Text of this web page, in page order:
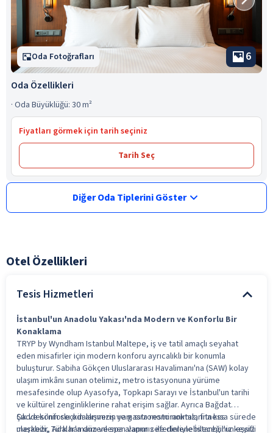
Oda Fotoğrafları 6
Oda Özellikleri
· Oda Büyüklüğü: 30 m²
Fiyatları görmek için tarih seçiniz
Tarih Seç
Diğer Oda Tiplerini Göster
Otel Özellikleri
Tesis Hizmetleri
İstanbul'un Anadolu Yakası'nda Modern ve Konforlu Bir
Konaklama
TRYP by Wyndham Istanbul Maltepe, iş ve tatil amaçlı seyahat
eden misafirler için modern konforu ayrıcalıklı bir konumla
buluşturur. Sabiha Gökçen Uluslararası Havalimanı'na (SAW) kolay
ulaşım imkânı sunan otelimiz, metro istasyonuna yürüme
mesafesinde olup Ayasofya, Topkapı Sarayı ve İstanbul'un tarihi
ve kültürel zenginliklerine rahat erişim sağlar. Ayrıca Bağdat
Caddesi'nin seçkin alışveriş ve gastronomi noktalarına kısa sürede
ulaşabilir, Adalar'a düzenlenen vapur seferleriyle İstanbul'un eşsiz
Şık ve konforlu odalarımızın yanı sıra restoranımız, fitness
merkezi, Türk hamamı ve spa alanımız ile dinlenebileceğiniz keyifli